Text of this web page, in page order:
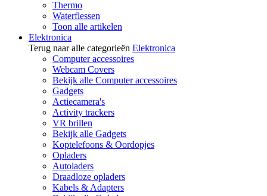
Thermo
Waterflessen
Toon alle artikelen
Elektronica
Terug naar alle categorieën Elektronica
Computer accessoires
Webcam Covers
Bekijk alle Computer accessoires
Gadgets
Actiecamera's
Activity trackers
VR brillen
Bekijk alle Gadgets
Koptelefoons & Oordopjes
Opladers
Autoladers
Draadloze opladers
Kabels & Adapters